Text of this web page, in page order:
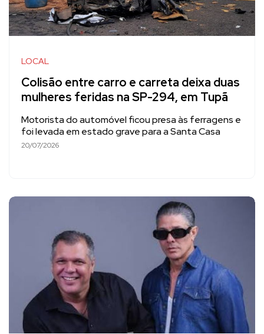
LOCAL
Colisão entre carro e carreta deixa duas
mulheres feridas na SP-294, em Tupã
Motorista do automóvel ficou presa às ferragens e
foi levada em estado grave para a Santa Casa
20/07/2026